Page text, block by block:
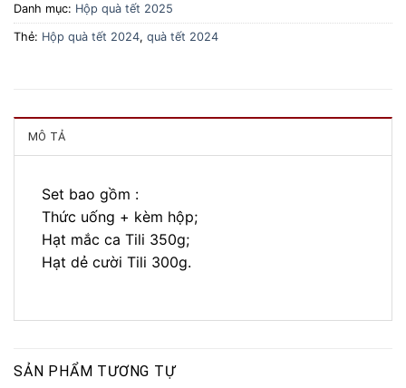
Danh mục: Hộp quà tết 2025
Thẻ: Hộp quà tết 2024, quà tết 2024
MÔ TẢ
Set bao gồm :
Thức uống + kèm hộp;
Hạt mắc ca Tili 350g;
Hạt dẻ cười Tili 300g.
SẢN PHẨM TƯƠNG TỰ